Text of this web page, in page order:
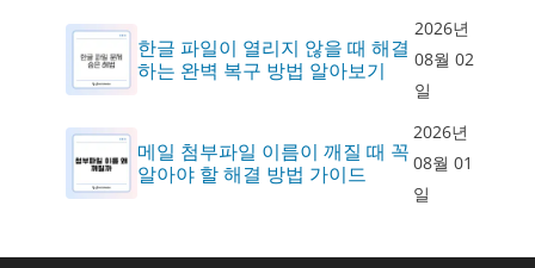
한글 파일이 열리지 않을 때 해결
하는 완벽 복구 방법 알아보기
2026년
08월 02
일
메일 첨부파일 이름이 깨질 때 꼭
알아야 할 해결 방법 가이드
2026년
08월 01
일